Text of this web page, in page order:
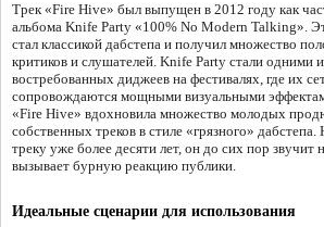
Трек «Fire Hive» был выпущен в 2012 году как
альбома Knife Party «100% No Modern Talking».
стал классикой дабстепа и получил множество
критиков и слушателей. Knife Party стали одними
востребованных диджеев на фестивалях, где их
сопровождаются мощными визуальными
«Fire Hive» вдохновила множество молодых
собственных треков в стиле «грязного»
треку уже более десяти лет, он до сих пор звучит
вызывает бурную реакцию публики.
Идеальные сценарии для использования